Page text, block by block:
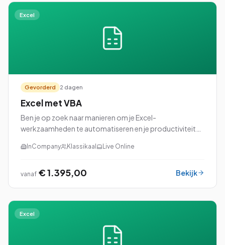
Excel
Gevorderd 2 dagen
Excel met VBA
Ben je op zoek naar manieren om je Excel-
werkzaamheden te automatiseren en je productiviteit
met VBA (Visual Basic for Applications) perfec...
InCompany Klassikaal Live Online
vanaf € 1.395,00 Bekijk
Excel